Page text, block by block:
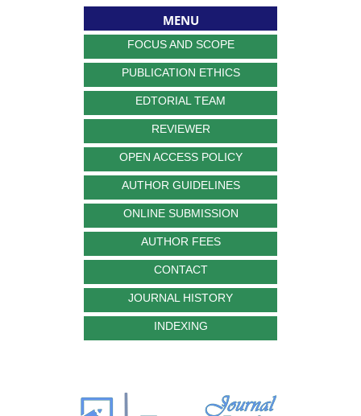
MENU
FOCUS AND SCOPE
PUBLICATION ETHICS
EDTORIAL TEAM
REVIEWER
OPEN ACCESS POLICY
AUTHOR GUIDELINES
ONLINE SUBMISSION
AUTHOR FEES
CONTACT
JOURNAL HISTORY
INDEXING